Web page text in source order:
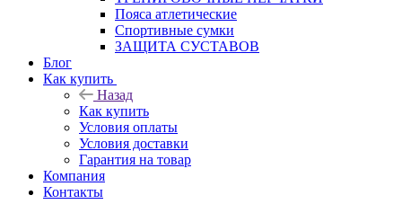
Пояса атлетические
Спортивные сумки
ЗАЩИТА СУСТАВОВ
Блог
Как купить
Назад
Как купить
Условия оплаты
Условия доставки
Гарантия на товар
Компания
Контакты